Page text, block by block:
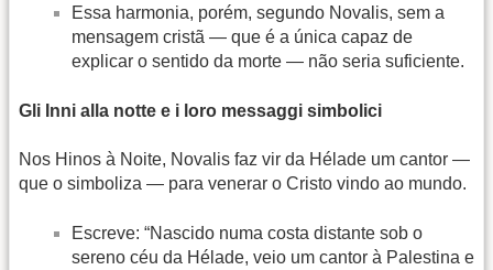
Essa harmonia, porém, segundo Novalis, sem a
mensagem cristã — que é a única capaz de
explicar o sentido da morte — não seria suficiente.
Gli Inni alla notte e i loro messaggi simbolici
Nos Hinos à Noite, Novalis faz vir da Hélade um cantor —
que o simboliza — para venerar o Cristo vindo ao mundo.
Escreve: “Nascido numa costa distante sob o
sereno céu da Hélade, veio um cantor à Palestina e